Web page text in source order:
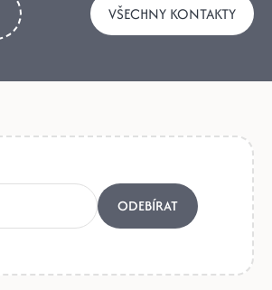
VŠECHNY KONTAKTY
ODEBÍRAT